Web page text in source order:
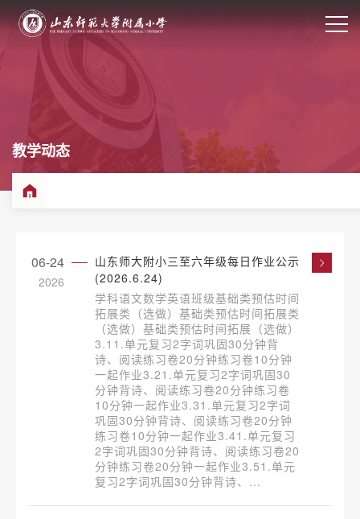
教学动态
06-24
2026
山东师大附小三至六年级每日作业公示
(2026.6.24)
学科语文数学英语班级基础类预估时间
拓展类（选做）基础类预估时间拓展类
（选做）基础类预估时间拓展（选做）
3.11.单元复习2字词巩固30分钟背
诗、阅读练习卷20分钟练习卷10分钟
一起作业3.21.单元复习2字词巩固30
分钟背诗、阅读练习卷20分钟练习卷
10分钟一起作业3.31.单元复习2字词
巩固30分钟背诗、阅读练习卷20分钟
练习卷10分钟一起作业3.41.单元复习
2字词巩固30分钟背诗、阅读练习卷20
分钟练习卷20分钟一起作业3.51.单元
复习2字词巩固30分钟背诗、...